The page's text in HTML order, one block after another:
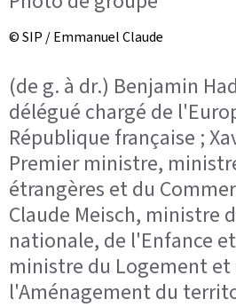
© SIP / Emmanuel Claude
(de g. à dr.) Benjamin
délégué chargé de
République française ;
Premier ministre,
étrangères et du
Claude Meisch, ministre
nationale, de l'Enfance
ministre du Logement et
l'Aménagement du